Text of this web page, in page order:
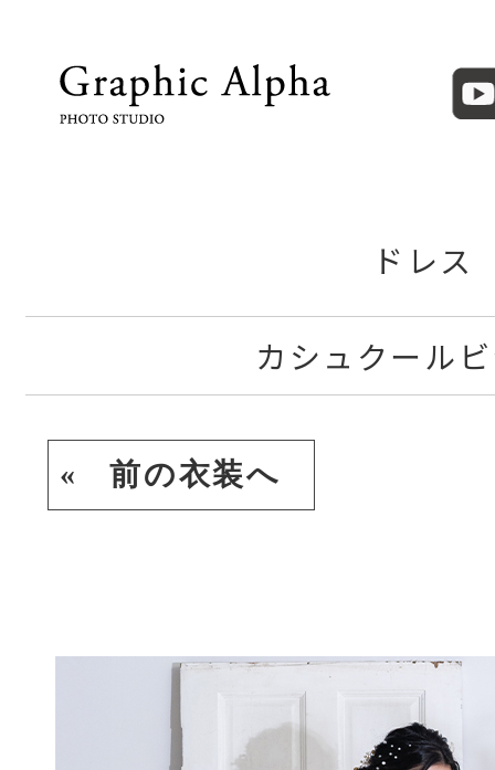
ドレス
カシュクール
« 前の衣装へ